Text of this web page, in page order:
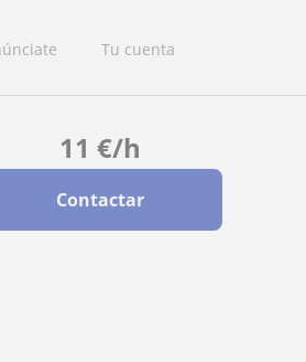
Tu cuenta
11 €/h
Contactar